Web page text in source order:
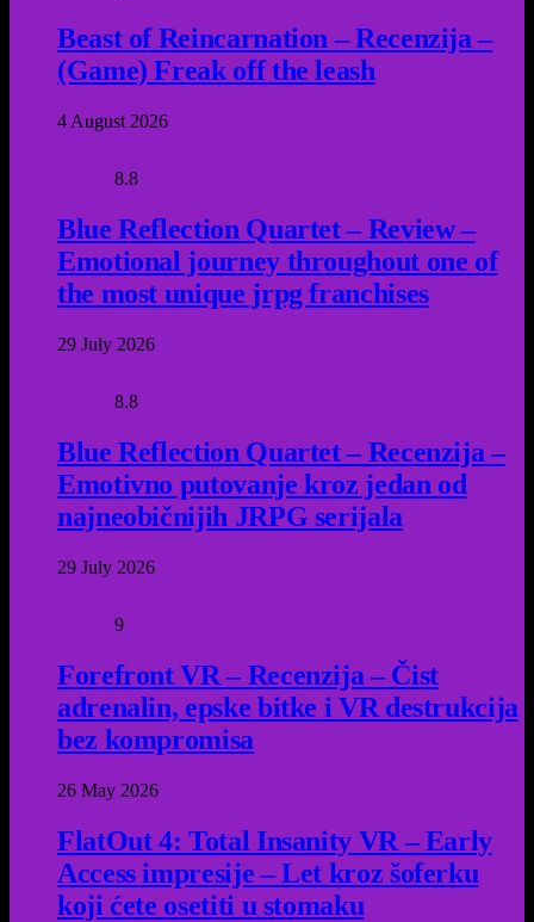
Beast of Reincarnation – Recenzija –
(Game) Freak off the leash
4 August 2026
8.8
Blue Reflection Quartet – Review –
Emotional journey throughout one of
the most unique jrpg franchises
29 July 2026
8.8
Blue Reflection Quartet – Recenzija –
Emotivno putovanje kroz jedan od
najneobičnijih JRPG serijala
29 July 2026
9
Forefront VR – Recenzija – Čist
adrenalin, epske bitke i VR destrukcija
bez kompromisa
26 May 2026
FlatOut 4: Total Insanity VR – Early
Access impresije – Let kroz šoferku
koji ćete osetiti u stomaku